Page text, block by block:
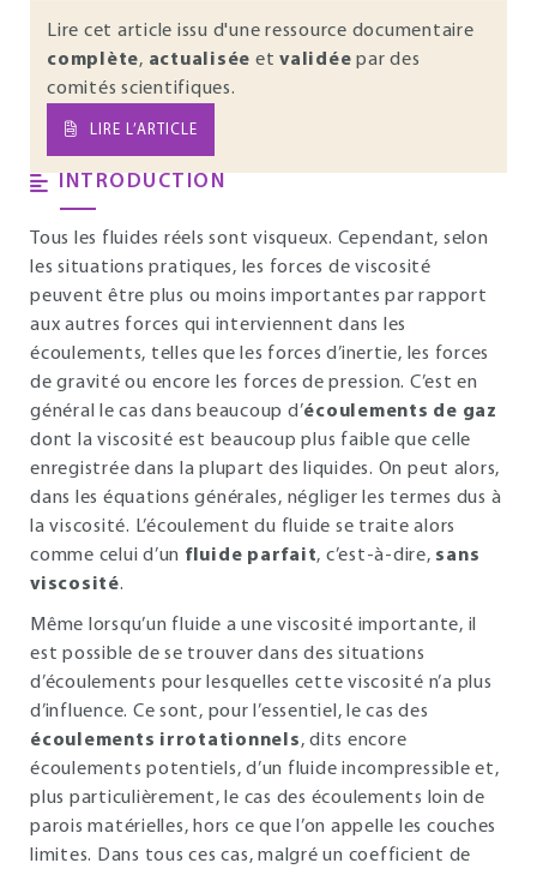
Lire cet article issu d'une ressource documentaire
complète, actualisée et validée par des
comités scientifiques.
LIRE L’ARTICLE
INTRODUCTION
Tous les fluides réels sont visqueux. Cependant, selon
les situations pratiques, les forces de viscosité
peuvent être plus ou moins importantes par rapport
aux autres forces qui interviennent dans les
écoulements, telles que les forces d’inertie, les forces
de gravité ou encore les forces de pression. C’est en
général le cas dans beaucoup d’écoulements de gaz
dont la viscosité est beaucoup plus faible que celle
enregistrée dans la plupart des liquides. On peut alors,
dans les équations générales, négliger les termes dus à
la viscosité. L’écoulement du fluide se traite alors
comme celui d’un fluide parfait, c’est-à-dire, sans
viscosité.
Même lorsqu’un fluide a une viscosité importante, il
est possible de se trouver dans des situations
d’écoulements pour lesquelles cette viscosité n’a plus
d’influence. Ce sont, pour l’essentiel, le cas des
écoulements irrotationnels, dits encore
écoulements potentiels, d’un fluide incompressible et,
plus particulièrement, le cas des écoulements loin de
parois matérielles, hors ce que l’on appelle les couches
limites. Dans tous ces cas, malgré un coefficient de